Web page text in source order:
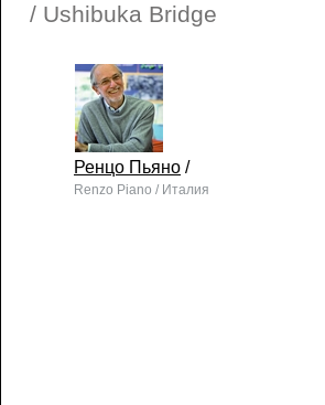
/ Ushibuka Bridge
Ренцо Пьяно /
Renzo Piano / Италия